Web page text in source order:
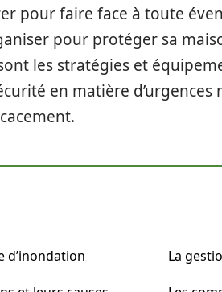
pour faire face à toute
pour protéger sa
les stratégies et
en matière
d’inondation La